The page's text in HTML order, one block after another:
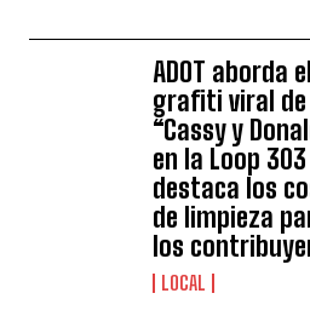
ADOT aborda el
grafiti viral de
“Cassy y
en la Loop
destaca los
de limpieza
los
LOCAL